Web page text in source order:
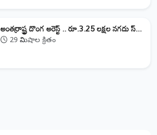
అంతర్రాష్ట్ర దొంగ అరెస్ట్ .. రూ.3.25 లక్షల నగదు స్...
29 నిమిషాల క్రితం